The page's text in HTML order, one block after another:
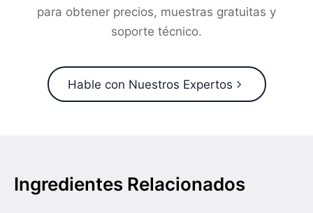
para obtener precios, muestras gratuitas y
soporte técnico.
Hable con Nuestros Expertos
Ingredientes Relacionados